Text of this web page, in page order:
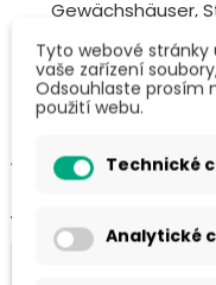
Gewächshäuser,
ÄHNLICHE
KATEGORIE
Tyto webové stránky
vaše zařízení
Odsouhlaste prosím
použití webu.
Technické
Analytické